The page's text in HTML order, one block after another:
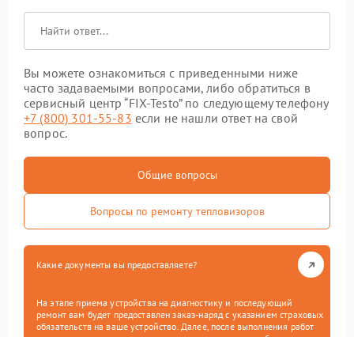
Вы можете ознакомиться с приведенными ниже
часто задаваемыми вопросами, либо обратиться в
сервисный центр “FIX-Testo” по следующему телефону
+7 (800) 301-55-83 если не нашли ответ на свой
вопрос.
Общие вопросы
Вопросы по ремонту тепловизоров
Какие документы вы предоставляете?
На этапе приема устройства на диагностику и последующий
ремонт вам будет предоставлен заказ-наряд с указанием страховых
обязательств на ваше устройство. Далее, после выполнения работ